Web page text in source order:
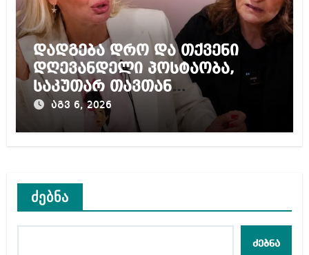
დადგება დრო და თქვენი
დღევანდელი პოსტაობა,
საკუთარ თავთან
შეგარცხვენთ – ეკა კუპატაძე
ნანუკა ჟორჟოლიანს
აგვ 6, 2026
ძებნა
ძებნა